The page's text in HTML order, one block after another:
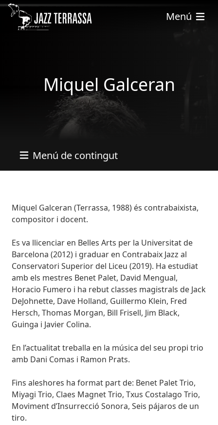
Vés al contingut
Menú
Miquel Galceran
Menú de contingut
Bio
Miquel Galceran (Terrassa, 1988) és contrabaixista,
compositor i docent.
Es va llicenciar en Belles Arts per la Universitat de
Barcelona (2012) i graduar en Contrabaix Jazz al
Conservatori Superior del Liceu (2019). Ha estudiat
amb els mestres Benet Palet, David Mengual,
Horacio Fumero i ha rebut classes magistrals de Jack
DeJohnette, Dave Holland, Guillermo Klein, Fred
Hersch, Thomas Morgan, Bill Frisell, Jim Black,
Guinga i Javier Colina.
En l’actualitat treballa en la música del seu propi trio
amb Dani Comas i Ramon Prats.
Fins aleshores ha format part de: Benet Palet Trio,
Miyagi Trio, Claes Magnet Trio, Txus Costalago Trio,
Moviment d’Insurrecció Sonora, Seis pájaros de un
tiro.